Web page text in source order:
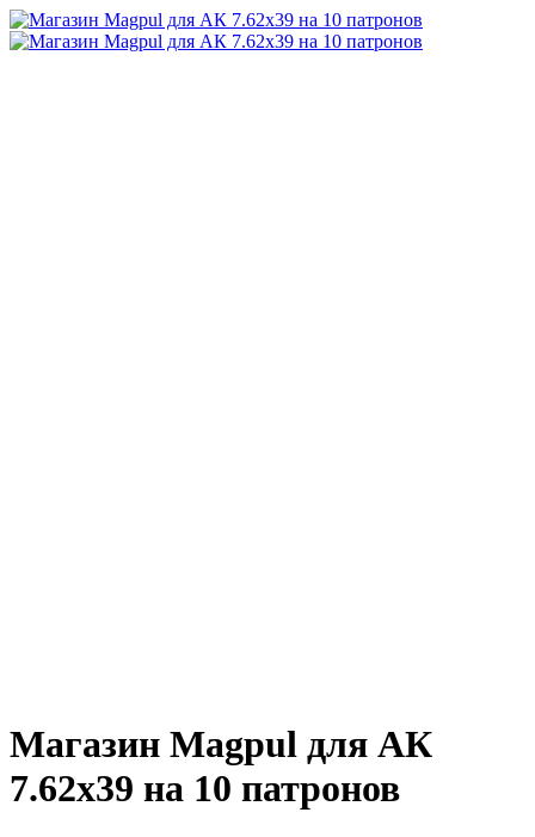
Магазин Magpul для АК
7.62х39 на 10 патронов